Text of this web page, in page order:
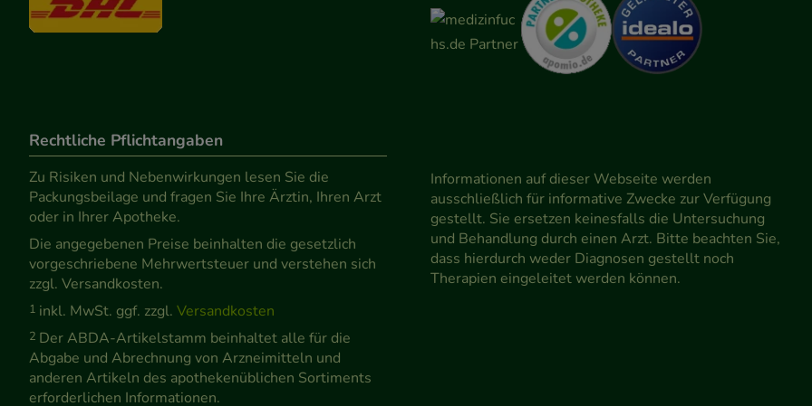
Rechtliche Pflichtangaben
Zu Risiken und Nebenwirkungen lesen Sie die
Packungsbeilage und fragen Sie Ihre Ärztin, Ihren Arzt
oder in Ihrer Apotheke.
Die angegebenen Preise beinhalten die gesetzlich
vorgeschriebene Mehrwertsteuer und verstehen sich
zzgl. Versandkosten.
1 inkl. MwSt. ggf. zzgl. Versandkosten
2 Der ABDA-Artikelstamm beinhaltet alle für die
Abgabe und Abrechnung von Arzneimitteln und
anderen Artikeln des apothekenüblichen Sortiments
erforderlichen Informationen.
Informationen auf dieser Webseite werden
ausschließlich für informative Zwecke zur Verfügung
gestellt. Sie ersetzen keinesfalls die Untersuchung
und Behandlung durch einen Arzt. Bitte beachten Sie,
dass hierdurch weder Diagnosen gestellt noch
Therapien eingeleitet werden können.